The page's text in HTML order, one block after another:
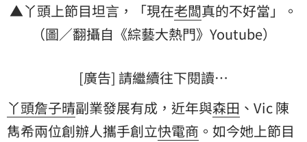
▲丫頭上節目坦言，「現在老闆真的不好當」。
（圖／翻攝自《綜藝大熱門》Youtube）
[廣告] 請繼續往下閱讀…
丫頭詹子晴副業發展有成，近年與森田 、Vic 陳
雋希兩位創辦人攜手創立快電商 。如今她上節目